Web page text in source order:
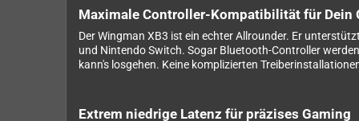
Maximale Controller-Kompatibilität für Dein
Der Wingman XB3 ist ein echter Allrounder. Er
und Nintendo Switch. Sogar Bluetooth-Controller
kann's losgehen. Keine komplizierten
Extrem niedrige Latenz für präzises Gaming